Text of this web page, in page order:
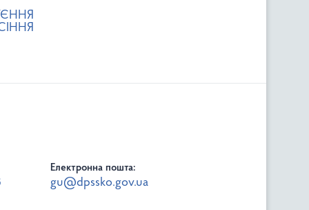
Електронна пошта:
gu@dpssko.gov.ua